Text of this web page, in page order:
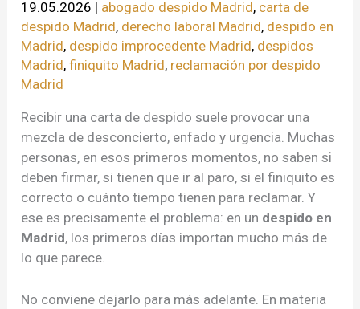
19.05.2026 | abogado despido Madrid, carta de
despido Madrid, derecho laboral Madrid, despido en
Madrid, despido improcedente Madrid, despidos
Madrid,finiquito Madrid, reclamación por despido
Madrid
Recibir una carta de despido suele provocar una
mezcla de desconcierto, enfado y urgencia. Muchas
personas, en esos primeros momentos, no saben si
deben firmar, si tienen que ir al paro, si el finiquito es
correcto o cuánto tiempo tienen para reclamar. Y
ese es precisamente el problema: en un despido en
Madrid, los primeros días importan mucho más de
lo que parece.
No conviene dejarlo para más adelante. En materia